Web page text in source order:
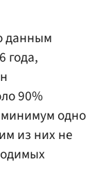
данным
года,
90%
одно
из них не